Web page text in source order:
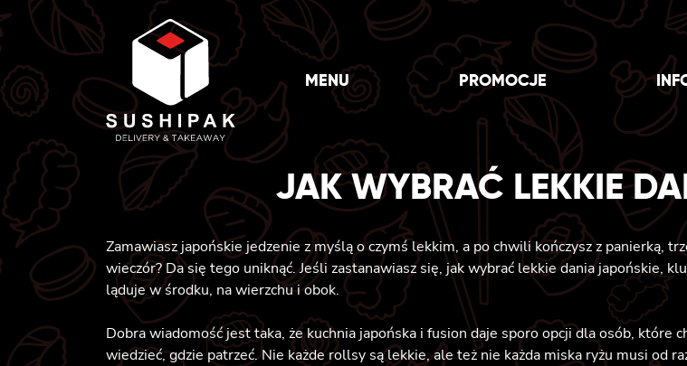
Skip
to
content
MENU PROMOCJE
JAK WYBRAĆ LEKKIE
Zamawiasz japońskie jedzenie z myślą o czymś lekkim, a po chwili kończysz z panierką,
wieczór? Da się tego uniknąć. Jeśli zastanawiasz się, jak wybrać lekkie dania japońskie,
ląduje w środku, na wierzchu i obok.
Dobra wiadomość jest taka, że kuchnia japońska i fusion daje sporo opcji dla osób, które
wiedzieć, gdzie patrzeć. Nie każde rollsy są lekkie, ale też nie każda miska ryżu musi od